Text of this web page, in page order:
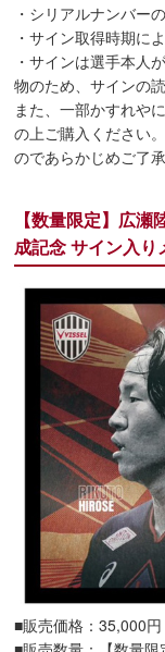
・シリアルナンバー
・サイン取得時期に
・サインは選手本人
物のため、サインの
また、一部かすれや
の上ご購入ください
のであらかじめご了承
【数量限定】広
成記念 サイン入り
■販売価格：35,000円